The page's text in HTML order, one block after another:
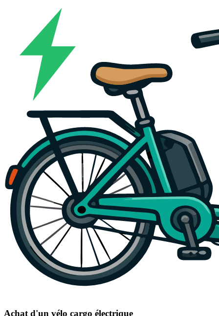
Achat d'un vélo cargo électrique